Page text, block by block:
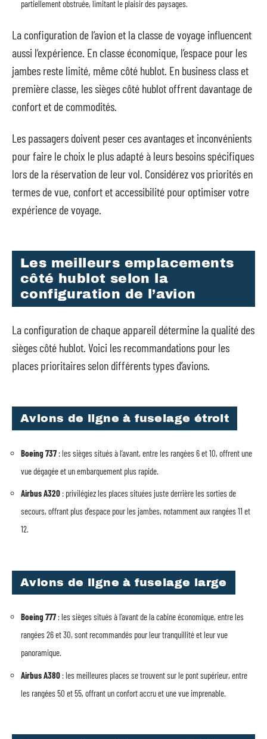
partiellement obstruée, limitant le plaisir des paysages.
La configuration de l’avion et la classe de voyage influencent
aussi l’expérience. En classe économique, l’espace pour les
jambes reste limité, même côté hublot. En business class et
première classe, les sièges côté hublot offrent davantage de
confort et de commodités.
Les passagers doivent peser ces avantages et inconvénients
pour faire le choix le plus adapté à leurs besoins spécifiques
lors de la réservation de leur vol. Considérez vos priorités en
termes de vue, confort et accessibilité pour optimiser votre
expérience de voyage.
Les meilleurs emplacements
côté hublot selon la
configuration de l’avion
La configuration de chaque appareil détermine la qualité des
sièges côté hublot. Voici les recommandations pour les
places prioritaires selon différents types d’avions.
Avions de ligne à fuselage étroit
Boeing 737 : les sièges situés à l’avant, entre les rangées 6 et 10, offrent une
vue dégagée et un embarquement plus rapide.
Airbus A320 : privilégiez les places situées juste derrière les sorties de
secours, offrant plus d’espace pour les jambes, notamment aux rangées 11 et
12.
Avions de ligne à fuselage large
Boeing 777 : les sièges situés à l’avant de la cabine économique, entre les
rangées 26 et 30, sont recommandés pour leur tranquillité et leur vue
panoramique.
Airbus A380 : les meilleures places se trouvent sur le pont supérieur, entre
les rangées 50 et 55, offrant un confort accru et une vue imprenable.